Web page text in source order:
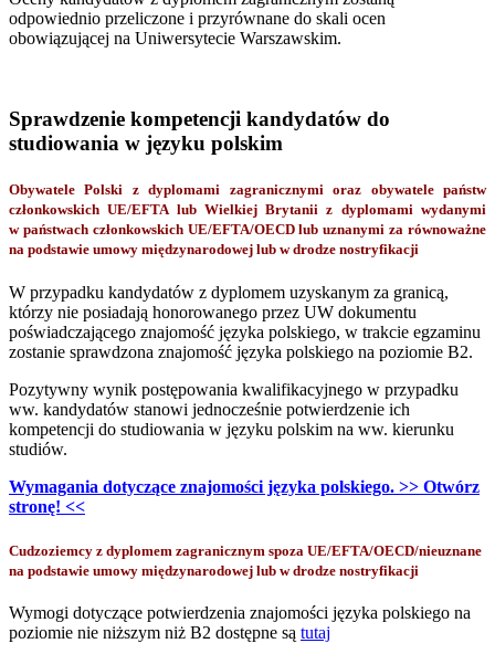
odpowiednio przeliczone i przyrównane do skali ocen
obowiązującej na Uniwersytecie Warszawskim.
Sprawdzenie kompetencji kandydatów do
studiowania w języku polskim
Obywatele Polski z dyplomami zagranicznymi oraz obywatele państw
członkowskich UE/EFTA lub Wielkiej Brytanii z dyplomami wydanymi
w państwach członkowskich UE/EFTA/OECD lub uznanymi za równoważne
na podstawie umowy międzynarodowej lub w drodze nostryfikacji
W przypadku kandydatów z dyplomem uzyskanym za granicą,
którzy nie posiadają honorowanego przez UW dokumentu
poświadczającego znajomość języka polskiego, w trakcie egzaminu
zostanie sprawdzona znajomość języka polskiego na poziomie B2.
Pozytywny wynik postępowania kwalifikacyjnego w przypadku
ww. kandydatów stanowi jednocześnie potwierdzenie ich
kompetencji do studiowania w języku polskim na ww. kierunku
studiów.
Wymagania dotyczące znajomości języka polskiego. >> Otwórz
stronę! <<
Cudzoziemcy z dyplomem zagranicznym spoza UE/EFTA/OECD/nieuznane
na podstawie umowy międzynarodowej lub w drodze nostryfikacji
Wymogi dotyczące potwierdzenia znajomości języka polskiego na
poziomie nie niższym niż B2 dostępne są tutaj